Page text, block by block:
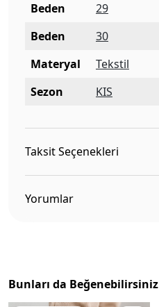
Beden
29
Beden
30
Materyal
Tekstil
Sezon
KIS
Taksit Seçenekleri
Yorumlar
Bunları da Beğenebilirsiniz